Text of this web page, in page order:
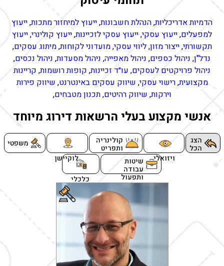
הדמיות אדריכליות,הנהלת חשבונות,ייעוץ למיחזור מתכות,ייעוץ
למפעלים,ייעוץ עסקי,ייעוץ עסקי לזכיינות,ייעוץ קולינרי,ייעוץ
תקשורתי,ייצור מזון,ליווי עסקי,מועדוני לקוחות,מיתוג עסקים,
נדל"ן, ניהול כספים, ניהול מאפייה, ניהול מסעדות, ניהול נכסים,
ניהול פרויקטים לעסקים, עו״ד זכיינות, קופות רושמות, קריינות
מקצועית,רישוי עסקי, שיווק עסקים באינטרנט, שיווק פירות
וירקות, שיווק רהיטים,תכנון מטבחים,
אנשי מקצוע בעלי הרשאות דירוג מיוחד
הצג
הכל
ויזואלי
קולינריה
ותפריט
לוקיישן
משפטי
שיטות
עבודה
ותפעול כלכלי